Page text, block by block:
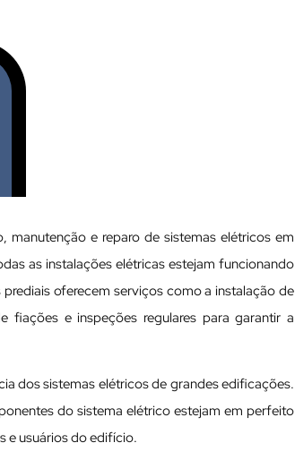
manutenção e reparo de sistemas elétricos em
as instalações elétricas estejam funcionando
oferecem serviços como a instalação de
fiações e inspeções regulares para garantir a
dos sistemas elétricos de grandes edificações.
do sistema elétrico estejam em perfeito
e usuários do edifício.